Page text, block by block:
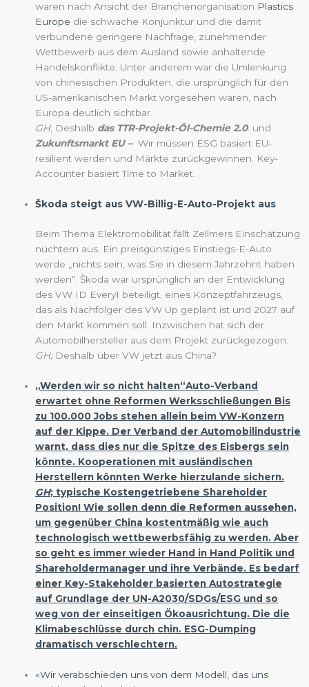
waren nach Ansicht der Branchenorganisation Plastics
Europe die schwache Konjunktur und die damit
verbundene geringere Nachfrage, zunehmender
Wettbewerb aus dem Ausland sowie anhaltende
Handelskonflikte. Unter anderem war die Umlenkung
von chinesischen Produkten, die ursprünglich für den
US-amerikanischen Markt vorgesehen waren, nach
Europa deutlich sichtbar.
GH; Deshalb das TTR-Projekt-Öl-Chemie 2.0. und
Zukunftsmarkt EU – Wir müssen ESG basiert EU-
resilient werden und Märkte zurückgewinnen. Key-
Accounter basiert Time to Market.
Škoda steigt aus VW-Billig-E-Auto-Projekt aus
Beim Thema Elektromobilität fällt Zellmers Einschätzung
nüchtern aus. Ein preisgünstiges Einstiegs-E-Auto
werde „nichts sein, was Sie in diesem Jahrzehnt haben
werden“. Škoda war ursprünglich an der Entwicklung
des VW ID Every1 beteiligt, eines Konzeptfahrzeugs,
das als Nachfolger des VW Up geplant ist und 2027 auf
den Markt kommen soll. Inzwischen hat sich der
Automobilhersteller aus dem Projekt zurückgezogen.
GH;Deshalb über VW jetzt aus China?
„Werden wir so nicht halten“Auto-Verband
erwartet ohne Reformen Werksschließungen Bis
zu 100.000 Jobs stehen allein beim VW-Konzern
auf der Kippe. Der Verband der Automobilindustrie
warnt, dass dies nur die Spitze des Eisbergs sein
könnte. Kooperationen mit ausländischen
Herstellern könnten Werke hierzulande sichern.
GH; typische Kostengetriebene Shareholder
Position! Wie sollen denn die Reformen aussehen,
um gegenüber China kostentmäßig wie auch
technologisch wettbewerbsfähig zu werden. Aber
so geht es immer wieder Hand in Hand Politik und
Shareholdermanager und ihre Verbände. Es bedarf
einer Key-Stakeholder basierten Autostrategie
auf Grundlage der UN-A2030/SDGs/ESG und so
weg von der einseitigen Ökoausrichtung. Die die
Klimabeschlüsse durch chin. ESG-Dumping
dramatisch verschlechtern.
«Wir verabschieden uns von dem Modell, das uns